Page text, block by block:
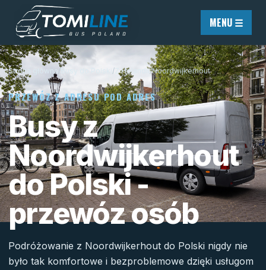
Przejdź do treści
MENU ☰
Strona główna / / Z Holandii/Noordwijkerhout
PRZEWÓZ Z ADRESU POD ADRES
Busy z
Noordwijkerhout
do Polski -
przewóz osób
Podróżowanie z Noordwijkerhout do Polski nigdy nie
było tak komfortowe i bezproblemowe dzięki usługom